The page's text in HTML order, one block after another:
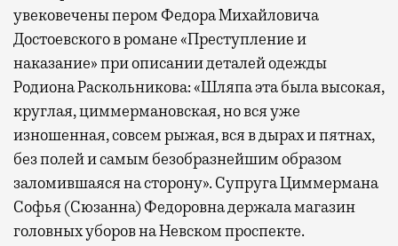
увековечены пером Федора Михайловича
Достоевского в романе «Преступление и
наказание» при описании деталей одежды
Родиона Раскольникова: «Шляпа эта была высокая,
круглая, циммермановская, но вся уже
изношенная, совсем рыжая, вся в дырах и пятнах,
без полей и самым безобразнейшим образом
заломившаяся на сторону». Супруга Циммермана
Софья (Сюзанна) Федоровна держала магазин
головных уборов на Невском проспекте.